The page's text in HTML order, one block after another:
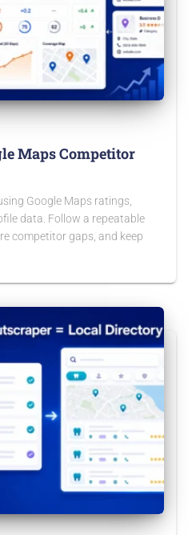
Maps Competitor
Google Maps ratings,
data. Follow a repeatable
competitor gaps, and keep